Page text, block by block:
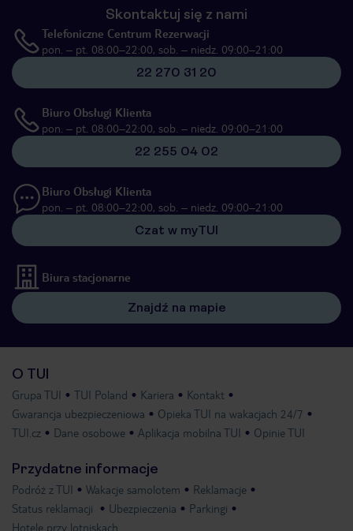
Skontaktuj się z nami
Telefoniczne Centrum Rezerwacji
pon. – pt. 08:00–22:00, sob. – niedz. 09:00–21:00
22 270 31 20
Biuro Obsługi Klienta
pon. – pt. 08:00–22:00, sob. – niedz. 09:00–21:00
22 255 04 02
Biuro Obsługi Klienta
pon. – pt. 08:00–22:00, sob. – niedz. 09:00–21:00
Czat w myTUI
Biura stacjonarne
Znajdź na mapie
O TUI
Grupa TUI TUI Poland Kariera
Kontakt
Gwarancja ubezpieczeniowa
Opieka TUI na wakacjach 24/7
TUI.cz
Dane osobowe Aplikacja mobilna TUI Opinie TUI
Przydatne informacje
Podróż z TUI Wakacje samolotem
Reklamacje
Status reklamacji
Ubezpieczenia
Parkingi
Hotele przy lotniskach